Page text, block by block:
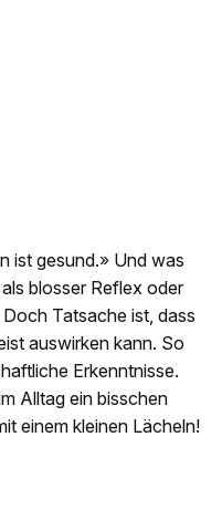
ist gesund.» Und was
blosser Reflex oder
Tatsache ist, dass
auswirken kann. So
Erkenntnisse.
Alltag ein bisschen
einem kleinen Lächeln!